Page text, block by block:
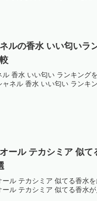
ルの香水 いい匂いラ
ル 香水 いい匂い ランキング
ャネル 香水 いい匂い ランキ
ール テカシミア 似
ール テカシミア 似てる香水
ール テカシミア 似てる香水が